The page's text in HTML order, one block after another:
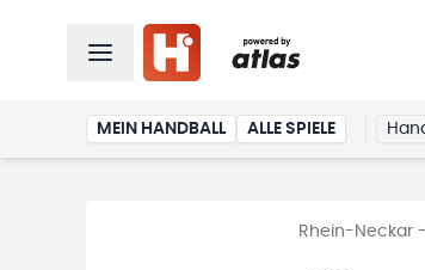
MEIN HANDBALL ALLE SPIELE
Rhein-Neckar